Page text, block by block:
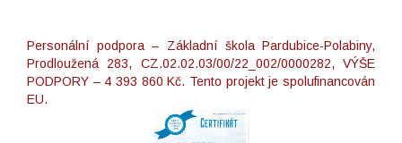
Personální podpora – Základní škola Pardubice-Polabiny,
Prodloužená 283, CZ.02.02.03/00/22_002/0000282, VÝŠE
PODPORY – 4 393 860 Kč. Tento projekt je spolufinancován
EU.